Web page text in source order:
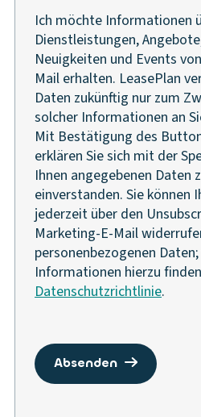
Ich möchte Informationen
Dienstleistungen,
Neuigkeiten und Events
Mail erhalten. LeasePlan
Daten zukünftig nur zum
solcher Informationen an
Mit Bestätigung des
erklären Sie sich mit der
Ihnen angegebenen Daten
einverstanden. Sie können
jederzeit über den
Marketing-E-Mail
personenbezogenen
Informationen hierzu
Datenschutzrichtlinie.
absenden